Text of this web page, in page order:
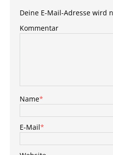
Deine E-Mail-Adresse wird
Kommentar
Name*
E-Mail*